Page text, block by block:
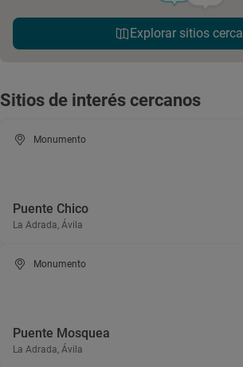
Explorar sitios cerca
Sitios de interés cercanos
Monumento
Puente Chico
La Adrada, Ávila
Monumento
Puente Mosquea
La Adrada, Ávila